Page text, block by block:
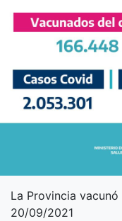
La Provincia
20/09/2021